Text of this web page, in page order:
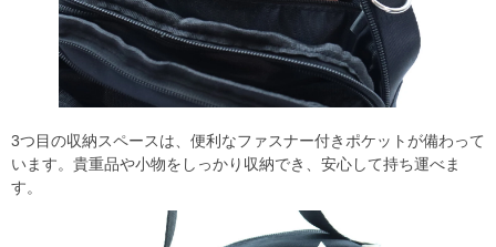
3つ目の収納スペースは、便利なファスナー付きポケットが備わって
います。貴重品や小物をしっかり収納でき、安心して持ち運べま
す。